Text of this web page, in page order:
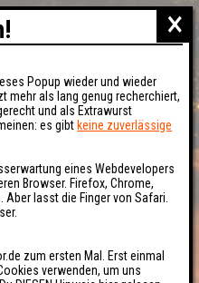
×
Popup wieder und wieder
mehr als lang genug recherchiert,
und als Extrawurst
es gibt keine zuverlässige
eines Webdevelopers
Browser. Firefox, Chrome,
Aber lasst die Finger von Safari.
zum ersten Mal. Erst einmal
verwenden, um uns